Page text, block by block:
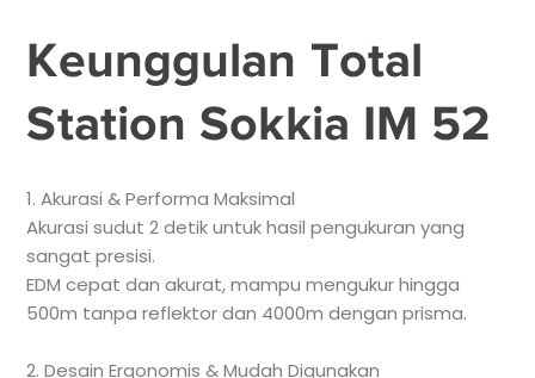
Keunggulan Total
Station Sokkia IM 52
1. Akurasi & Performa Maksimal
Akurasi sudut 2 detik untuk hasil pengukuran yang
sangat presisi.
EDM cepat dan akurat, mampu mengukur hingga
500m tanpa reflektor dan 4000m dengan prisma.
2. Desain Ergonomis & Mudah Digunakan